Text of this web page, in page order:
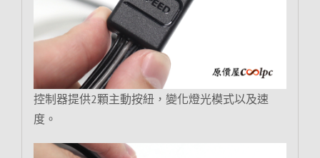
控制器提供2顆主動按紐，變化燈光模式以及速
度。